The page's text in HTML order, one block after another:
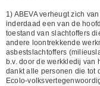
1) ABEVA verheugt zich
inderdaad een van de
toestand van slachtoffers
andere loontrekkende
asbestslachtoffers
b.v. door de werkkledij van
dankt alle personen die tot
Ecolo-